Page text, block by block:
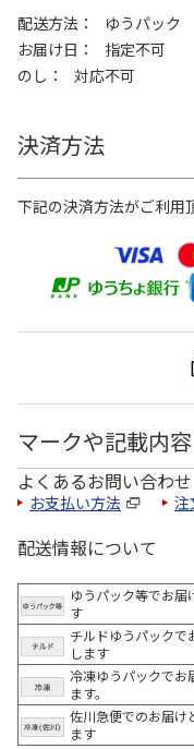
配送方法
ゆうパック
お届け日
指定不可
のし
対応不可
決済方法
下記の決済方法がご利用
マークや記載内
よくあるお問い合わせ
お支払い方法 注
配送情報について
ゆうパック等でお届
す
チルドゆうパックで
します
冷凍ゆうパックでお
ます。
佐川急便でのお届け
ます